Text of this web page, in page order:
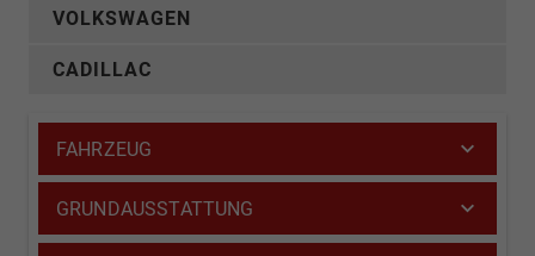
VOLKSWAGEN
CADILLAC
FAHRZEUG
GRUNDAUSSTATTUNG